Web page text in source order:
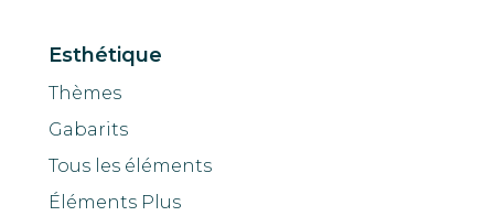
Esthétique
Thèmes
Gabarits
Tous les éléments
Éléments Plus